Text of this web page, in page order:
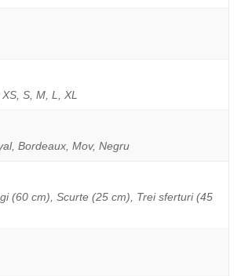
S, M, L, XL
Bordeaux, Mov, Negru
(60 cm), Scurte (25 cm), Trei sferturi (45